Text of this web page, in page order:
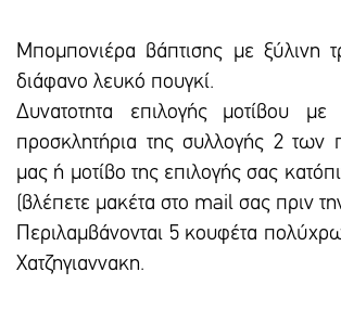
Μπομπονιέρα βάπτισης με ξύλινη
διάφανο λευκό πουγκί.
Δυνατοτητα επιλογής μοτίβου
προσκλητήρια της συλλογής 2 των
μας ή μοτίβο της επιλογής σας
(βλέπετε μακέτα στο mail σας πριν
Περιλαμβάνονται 5 κουφέτα
Χατζηγιαννακη.